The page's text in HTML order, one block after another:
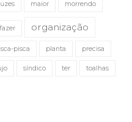
maior morrendo
organização
pisca planta precisa
síndico ter toalhas